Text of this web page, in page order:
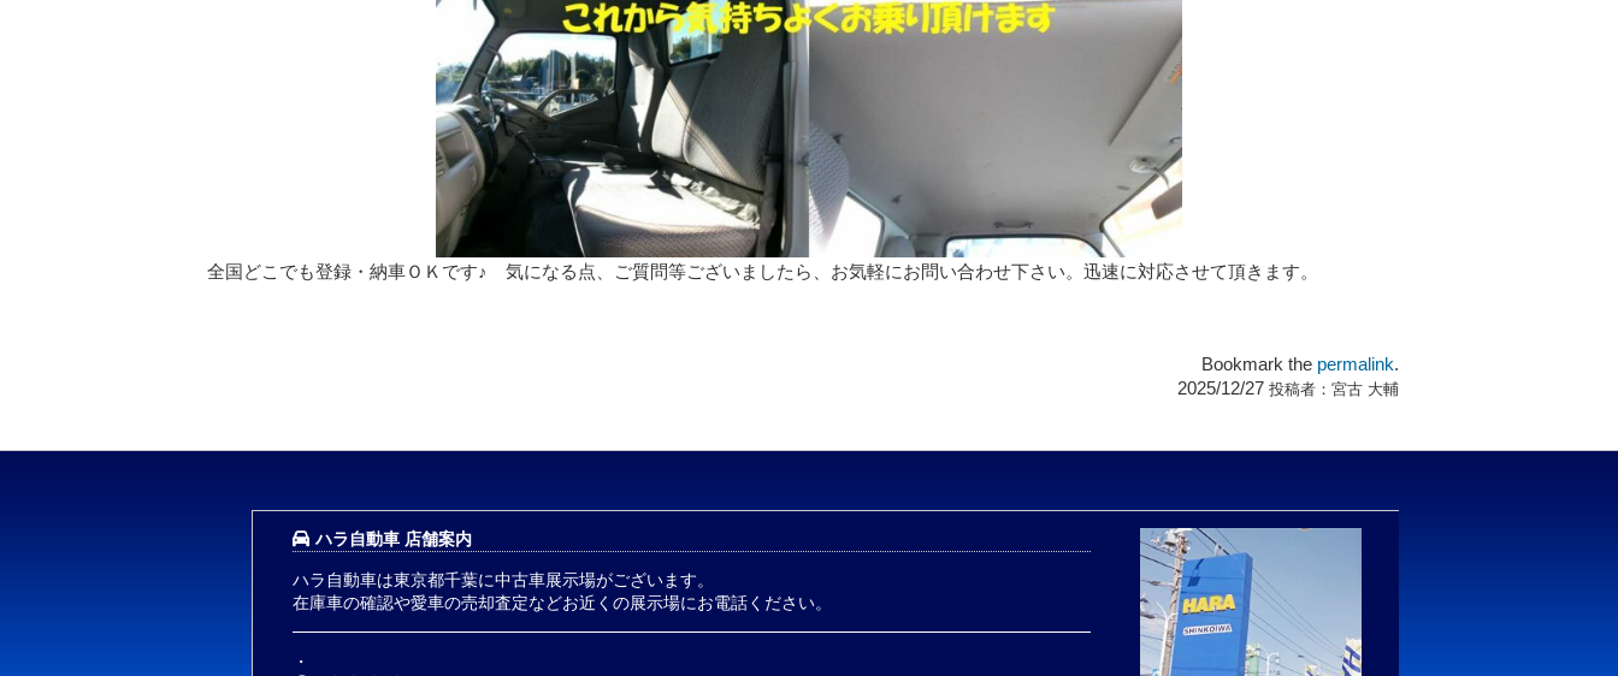
全国どこでも登録・納車ＯＫです♪ 気になる点、ご質問等ございましたら、お気軽にお問い合わせ下さい。迅速に対応させて頂きます。
Bookmark the permalink.
2025/12/27 投稿者： 宮古 大輔
ハラ自動車 店舗案内
ハラ自動車は東京都千葉に中古車展示場がございます。
在庫車の確認や愛車の売却査定などお近くの展示場にお電話ください。